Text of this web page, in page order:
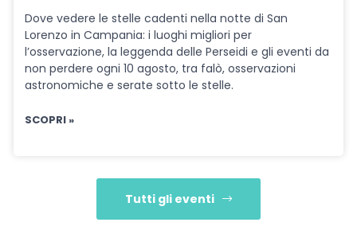
Dove vedere le stelle cadenti nella notte di San
Lorenzo in Campania: i luoghi migliori per
l’osservazione, la leggenda delle Perseidi e gli eventi da
non perdere ogni 10 agosto, tra falò, osservazioni
astronomiche e serate sotto le stelle.
SCOPRI »
Tutti gli eventi